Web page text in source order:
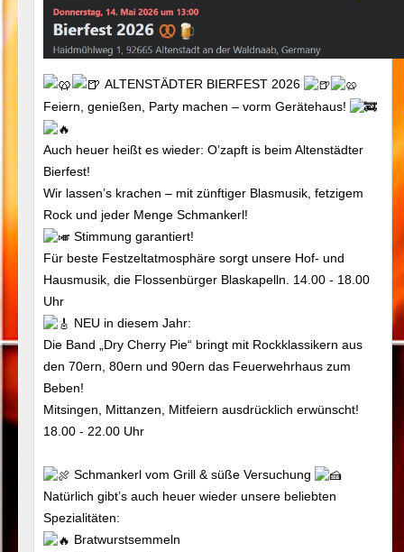
ALTENSTÄDTER BIERFEST 2026
Feiern, genießen, Party machen – vorm Gerätehaus!
Auch heuer heißt es wieder: O’zapft is beim Altenstädter
Bierfest!
Wir lassen’s krachen – mit zünftiger Blasmusik, fetzigem
Rock und jeder Menge Schmankerl!
Stimmung garantiert!
Für beste Festzeltatmosphäre sorgt unsere Hof- und
Hausmusik, die Flossenbürger Blaskapelln. 14.00 - 18.00
Uhr
NEU in diesem Jahr:
Die Band „Dry Cherry Pie“ bringt mit Rockklassikern aus
den 70ern, 80ern und 90ern das Feuerwehrhaus zum
Beben!
Mitsingen, Mittanzen, Mitfeiern ausdrücklich erwünscht!
18.00 - 22.00 Uhr
Schmankerl vom Grill & süße Versuchung
Natürlich gibt’s auch heuer wieder unsere beliebten
Spezialitäten:
Bratwurstsemmeln